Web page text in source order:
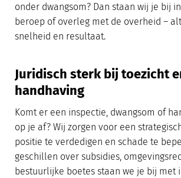
onder dwangsom? Dan staan wij je bij
beroep of overleg met de overheid –
snelheid en resultaat.
Juridisch sterk bij toezicht
handhaving
Komt er een inspectie, dwangsom of
op je af? Wij zorgen voor een
positie te verdedigen en schade te
geschillen over subsidies,
bestuurlijke boetes staan we je bij met